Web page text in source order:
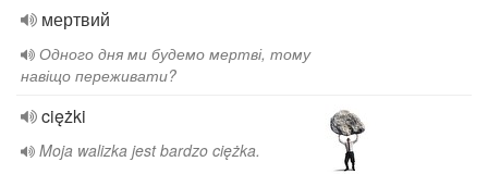
мертвий
Одного дня ми будемо мертві, тому
навіщо переживати?
ciężki
Moja walizka jest bardzo ciężka.